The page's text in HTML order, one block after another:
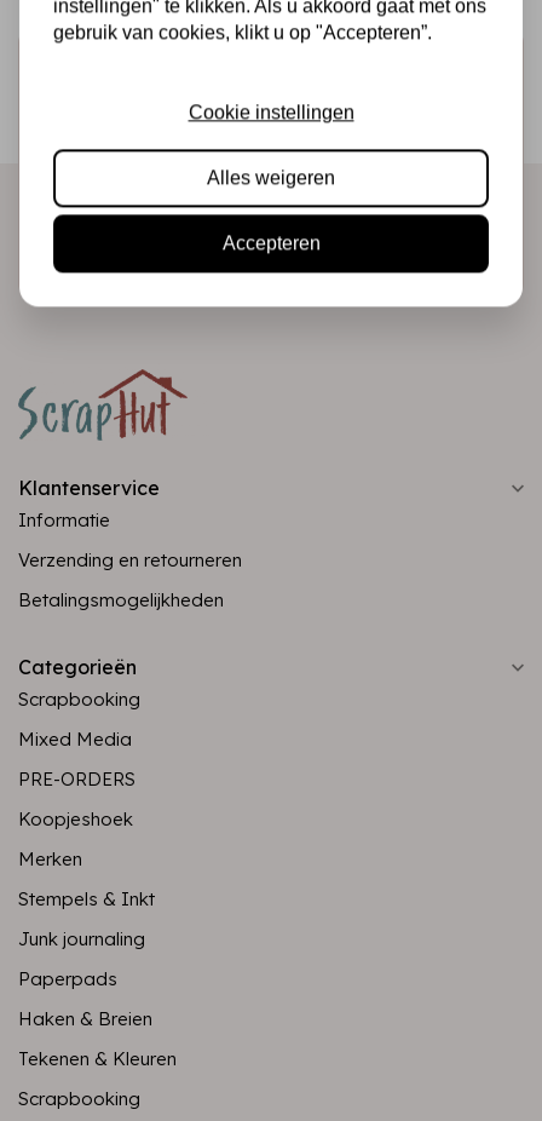
Ontvang als eerste onze actie en nieuwe producten
Klantenservice
Informatie
Verzending en retourneren
Betalingsmogelijkheden
Categorieën
Scrapbooking
Mixed Media
PRE-ORDERS
Koopjeshoek
Merken
Stempels & Inkt
Junk journaling
Paperpads
Haken & Breien
Tekenen & Kleuren
Scrapbooking
instellingen" te klikken. Als u akkoord gaat met ons
gebruik van cookies, klikt u op "Accepteren”.
Cookie instellingen
Alles weigeren
Accepteren